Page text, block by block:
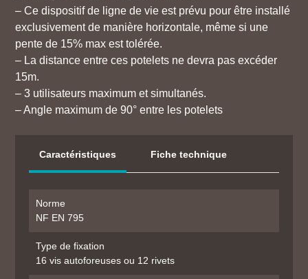
– Ce dispositif de ligne de vie est prévu pour être installé
exclusivement de manière horizontale, même si une
pente de 15% max est tolérée.
– La distance entre ces potelets ne devra pas excéder
15m.
– 3 utilisateurs maximum et simultanés.
– Angle maximum de 90° entre les potelets
Caractéristiques Fiche technique
Norme
NF EN 795
Type de fixation
16 vis autoforeuses ou 12 rivets